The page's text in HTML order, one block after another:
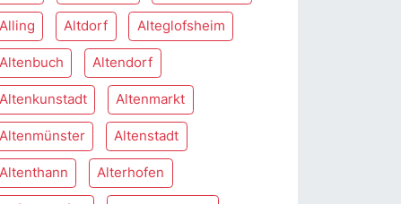
Alling Altdorf Alteglofsheim
Altenbuch Altendorf
Altenkunstadt Altenmarkt
Altenmünster Altenstadt
Altenthann Alterhofen